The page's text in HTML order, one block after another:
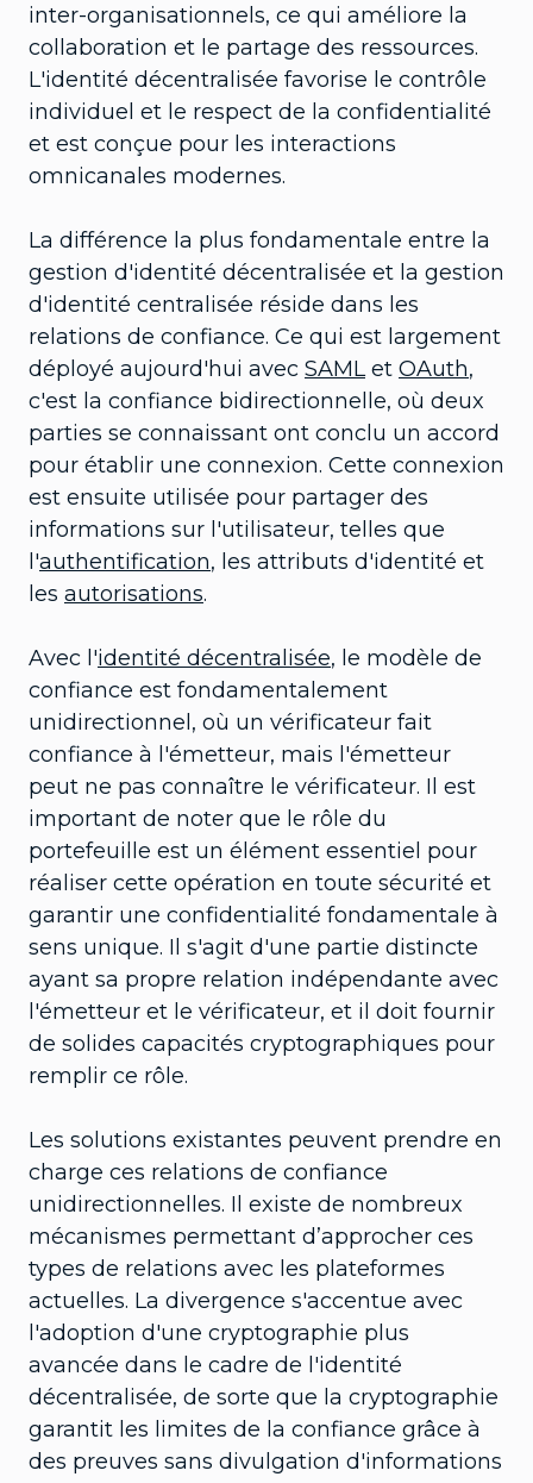
inter-organisationnels, ce qui améliore la
collaboration et le partage des ressources.
L'identité décentralisée favorise le contrôle
individuel et le respect de la confidentialité
et est conçue pour les interactions
omnicanales modernes.
La différence la plus fondamentale entre la
gestion d'identité décentralisée et la gestion
d'identité centralisée réside dans les
relations de confiance. Ce qui est largement
déployé aujourd'hui avec SAMLet OAuth,
c'est la confiance bidirectionnelle, où deux
parties se connaissant ont conclu un accord
pour établir une connexion. Cette connexion
est ensuite utilisée pour partager des
informations sur l'utilisateur, telles que
l'authentification, les attributs d'identité et
les autorisations.
Avec l'identité décentralisée, le modèle de
confiance est fondamentalement
unidirectionnel, où un vérificateur fait
confiance à l'émetteur, mais l'émetteur
peut ne pas connaître le vérificateur. Il est
important de noter que le rôle du
portefeuille est un élément essentiel pour
réaliser cette opération en toute sécurité et
garantir une confidentialité fondamentale à
sens unique. Il s'agit d'une partie distincte
ayant sa propre relation indépendante avec
l'émetteur et le vérificateur, et il doit fournir
de solides capacités cryptographiques pour
remplir ce rôle.
Les solutions existantes peuvent prendre en
charge ces relations de confiance
unidirectionnelles. Il existe de nombreux
mécanismes permettant d’approcher ces
types de relations avec les plateformes
actuelles. La divergence s'accentue avec
l'adoption d'une cryptographie plus
avancée dans le cadre de l'identité
décentralisée, de sorte que la cryptographie
garantit les limites de la confiance grâce à
des preuves sans divulgation d'informations